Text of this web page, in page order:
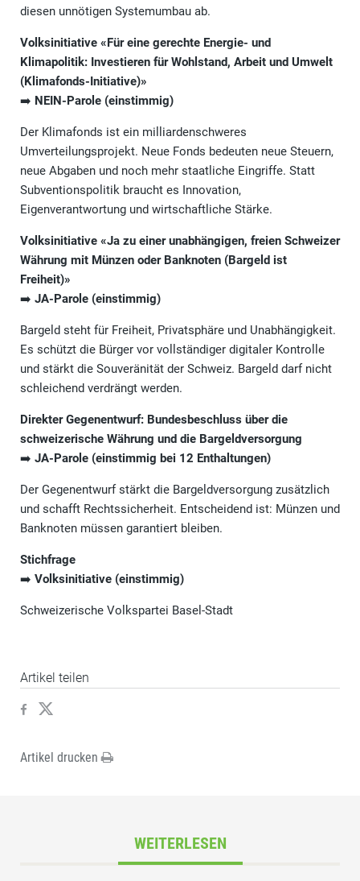
diesen unnötigen Systemumbau ab.
Volksinitiative «Für eine gerechte Energie- und
Klimapolitik: Investieren für Wohlstand, Arbeit und Umwelt
(Klimafonds-Initiative)»
➡️ NEIN-Parole (einstimmig)
Der Klimafonds ist ein milliardenschweres
Umverteilungsprojekt. Neue Fonds bedeuten neue Steuern,
neue Abgaben und noch mehr staatliche Eingriffe. Statt
Subventionspolitik braucht es Innovation,
Eigenverantwortung und wirtschaftliche Stärke.
Volksinitiative «Ja zu einer unabhängigen, freien Schweizer
Währung mit Münzen oder Banknoten (Bargeld ist
Freiheit)»
➡️ JA-Parole (einstimmig)
Bargeld steht für Freiheit, Privatsphäre und Unabhängigkeit.
Es schützt die Bürger vor vollständiger digitaler Kontrolle
und stärkt die Souveränität der Schweiz. Bargeld darf nicht
schleichend verdrängt werden.
Direkter Gegenentwurf: Bundesbeschluss über die
schweizerische Währung und die Bargeldversorgung
➡️ JA-Parole (einstimmig bei 12 Enthaltungen)
Der Gegenentwurf stärkt die Bargeldversorgung zusätzlich
und schafft Rechtssicherheit. Entscheidend ist: Münzen und
Banknoten müssen garantiert bleiben.
Stichfrage
➡️ Volksinitiative (einstimmig)
Schweizerische Volkspartei Basel-Stadt
Artikel teilen
Artikel drucken
WEITERLESEN